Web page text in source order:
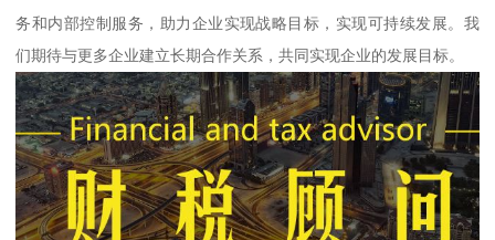
务和内部控制服务，助力企业实现战略目标，实现可持续发展。我
们期待与更多企业建立长期合作关系，共同实现企业的发展目标。